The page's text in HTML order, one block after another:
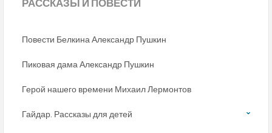
РАССКАЗЫ И ПОВЕСТИ
Повести Белкина Александр Пушкин
Пиковая дама Александр Пушкин
Герой нашего времени Михаил Лермонтов
Гайдар. Рассказы для детей